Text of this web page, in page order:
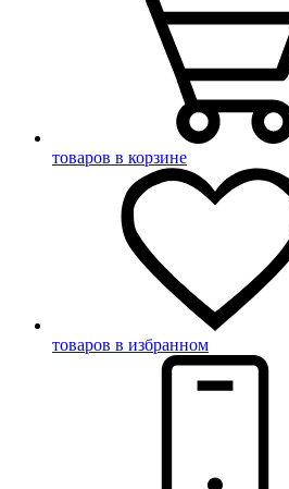
товаров в корзине
товаров в избранном